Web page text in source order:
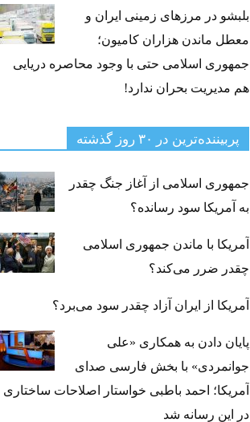
بلبشو در مرزهای زمینی ایران و
معطل ماندن هزاران کامیون؛
جمهوری اسلامی حتی با وجود محاصره دریایی
هم مدیریت بحران ندارد!
پربیننده‌ترین‌ در ۳۰ روز گذشته
جمهوری اسلامی از آغاز جنگ چقدر
به آمریکا سود رسانده؟
آمریکا با ماندن جمهوری اسلامی
چقدر ضرر می‌کند؟
آمریکا از ایران آزاد چقدر سود می‌برد؟
پایان دادن به همکاری «علی
جوانمردی» با بخش فارسی صدای
آمریکا؛ احمد باطبی خواستار اصلاحات ساختاری
در این رسانه شد